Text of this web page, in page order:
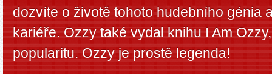
dozvíte o životě tohoto hudebního génia
kariéře. Ozzy také vydal knihu I Am
popularitu. Ozzy je prostě legenda!